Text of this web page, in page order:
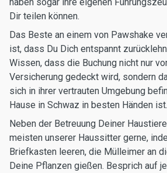
Dir teilen können.
Das Beste an einem von Pawshake
ist, dass Du Dich entspannt
Wissen, dass die Buchung nicht nur
Versicherung gedeckt wird, sondern
sich in ihrer vertrauten Umgebung
Hause in Schwaz in besten Händen ist.
Neben der Betreuung Deiner
meisten unserer Haussitter gerne,
Briefkasten leeren, die Mülleimer an
Deine Pflanzen gießen. Besprich auf